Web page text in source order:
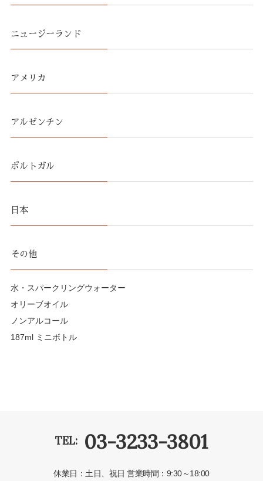
ニュージーランド
アメリカ
アルゼンチン
ポルトガル
日本
その他
水・スパークリングウォーター
オリーブオイル
ノンアルコール
187ml ミニボトル
TEL: 03-3233-3801
休業日：土日、祝日営業時間：9:30～18:00